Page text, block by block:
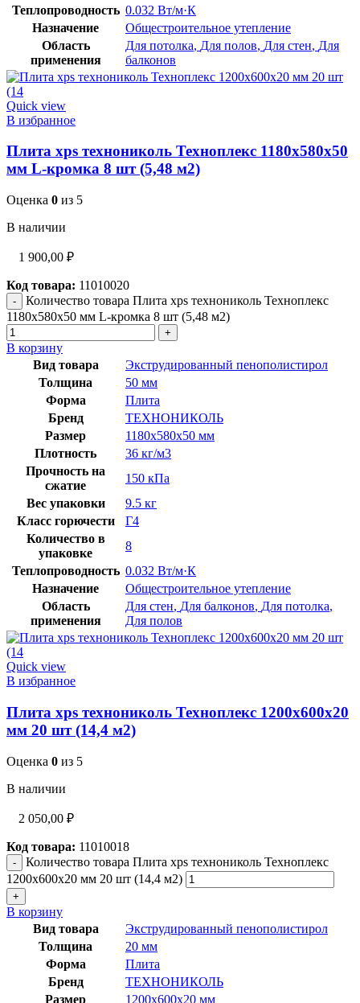
Теплопроводность 0.032 Вт/м·К
Назначение
Общестроительное утепление
Область
применения
Для потолка, Для полов, Для стен, Для
балконов
Quick view
В избранное
Плита xps технониколь Техноплекс 1180х580х50
мм L-кромка 8 шт (5,48 м2)
Оценка 0 из 5
В наличии
1 900,00 ₽
Код товара: 11010020
Количество товара Плита xps технониколь Техноплекс
1180х580х50 мм L-кромка 8 шт (5,48 м2)
В корзину
Вид товара
Экструдированный пенополистирол
Толщина
50 мм
Форма
Плита
Бренд
ТЕХНОНИКОЛЬ
Размер
1180x580x50 мм
Плотность
36 кг/м3
Прочность на
сжатие
150 кПа
Вес упаковки
9.5 кг
Класс горючести
Г4
Количество в
упаковке
8
Теплопроводность 0.032 Вт/м·К
Назначение
Общестроительное утепление
Область
применения
Для стен, Для балконов, Для потолка,
Для полов
Quick view
В избранное
Плита xps технониколь Техноплекс 1200х600х20
мм 20 шт (14,4 м2)
Оценка 0 из 5
В наличии
2 050,00 ₽
Код товара: 11010018
Количество товара Плита xps технониколь Техноплекс
1200х600х20 мм 20 шт (14,4 м2)
В корзину
Вид товара
Экструдированный пенополистирол
Толщина
20 мм
Форма
Плита
Бренд
ТЕХНОНИКОЛЬ
Размер
1200x600x20 мм